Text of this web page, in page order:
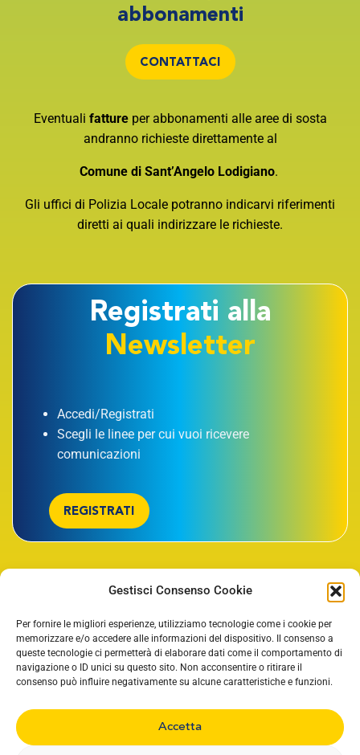
Gestisci Consenso Cookie
Per fornire le migliori esperienze, utilizziamo tecnologie come i cookie per
memorizzare e/o accedere alle informazioni del dispositivo. Il consenso a
queste tecnologie ci permetterà di elaborare dati come il comportamento di
navigazione o ID unici su questo sito. Non acconsentire o ritirare il
consenso può influire negativamente su alcune caratteristiche e funzioni.
Accetta
abbonamenti
CONTATTACI
Eventuali fattureper abbonamenti alle aree di sosta
andranno richieste direttamente al
Comune di Sant’Angelo Lodigiano.
Gli uffici di Polizia Locale potranno indicarvi riferimenti
diretti ai quali indirizzare le richieste.
Registrati alla
Newsletter
Accedi/Registrati
Scegli le linee per cui vuoi ricevere
comunicazioni
REGISTRATI